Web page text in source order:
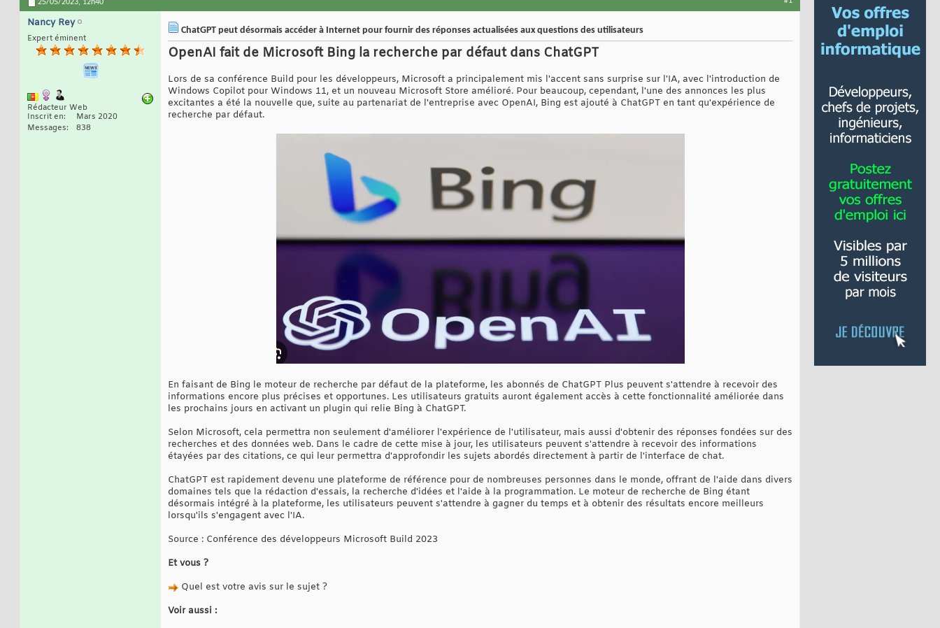
25/05/2023, 12h40
Nancy Rey
Expert éminent
Rédacteur Web
Inscrit en
Mars 2020
Messages
838
ChatGPT peut désormais accéder à Internet pour fournir des réponses actualisées aux questions des utilisateurs
OpenAI fait de Microsoft Bing la recherche par défaut dans ChatGPT
Lors de sa conférence Build pour les développeurs, Microsoft a principalement mis l'accent sans surprise sur l'IA, avec l'introduction de
Windows Copilot pour Windows 11, et un nouveau Microsoft Store amélioré. Pour beaucoup, cependant, l'une des annonces les plus
excitantes a été la nouvelle que, suite au partenariat de l'entreprise avec OpenAI, Bing est ajouté à ChatGPT en tant qu'expérience de
recherche par défaut.
En faisant de Bing le moteur de recherche par défaut de la plateforme, les abonnés de ChatGPT Plus peuvent s'attendre à recevoir des
informations encore plus précises et opportunes. Les utilisateurs gratuits auront également accès à cette fonctionnalité améliorée dans
les prochains jours en activant un plugin qui relie Bing à ChatGPT.
Selon Microsoft, cela permettra non seulement d'améliorer l'expérience de l'utilisateur, mais aussi d'obtenir des réponses fondées sur des
recherches et des données web. Dans le cadre de cette mise à jour, les utilisateurs peuvent s'attendre à recevoir des informations
étayées par des citations, ce qui leur permettra d'approfondir les sujets abordés directement à partir de l'interface de chat.
ChatGPT est rapidement devenu une plateforme de référence pour de nombreuses personnes dans le monde, offrant de l'aide dans divers
domaines tels que la rédaction d'essais, la recherche d'idées et l'aide à la programmation. Le moteur de recherche de Bing étant
désormais intégré à la plateforme, les utilisateurs peuvent s'attendre à gagner du temps et à obtenir des résultats encore meilleurs
lorsqu'ils s'engagent avec l'IA.
Source : Conférence des développeurs Microsoft Build 2023
Et vous ?
Quel est votre avis sur le sujet ?
Voir aussi :